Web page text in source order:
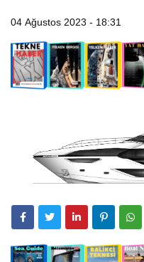
04 Ağustos 2023 - 18:31